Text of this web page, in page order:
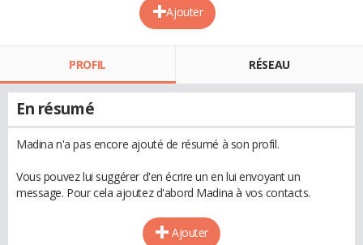
Ajouter
PROFIL RÉSEAU
En résumé
Madina n'a pas encore ajouté de résumé à son profil.
Vous pouvez lui suggérer d'en écrire un en lui envoyant un
message. Pour cela ajoutez d'abord Madina à vos contacts.
Ajouter